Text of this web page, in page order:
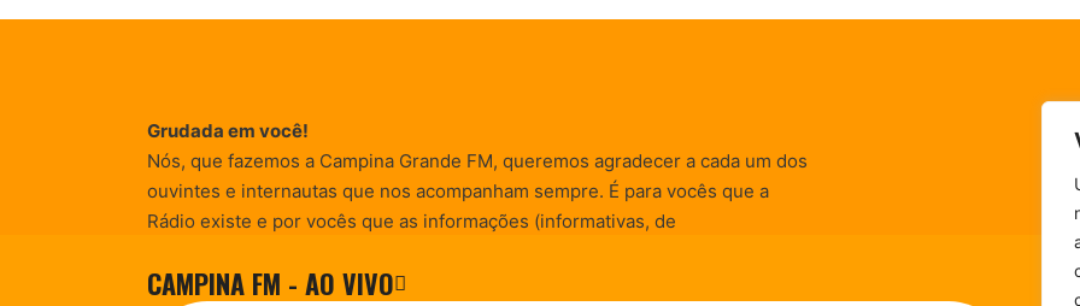
CAMPINA FM - AO VIVO
Grudada em você!
Nós, que fazemos a Campina Grande FM, queremos agradecer a cada um dos
ouvintes e internautas que nos acompanham sempre. É para vocês que a
Rádio existe e por vocês que as informações (informativas, de